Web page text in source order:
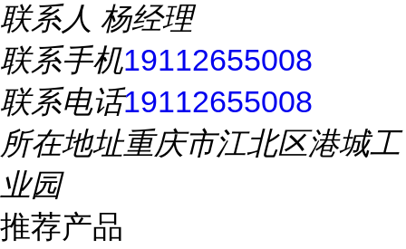
联系人 杨经理
联系手机19112655008
联系电话19112655008
所在地址重庆市江北区港城工
业园
推荐产品